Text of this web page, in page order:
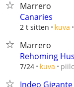
Marrero
Canaries
2 t sitten kuva
Marrero
Rehoming
7/24 kuva
Indeo